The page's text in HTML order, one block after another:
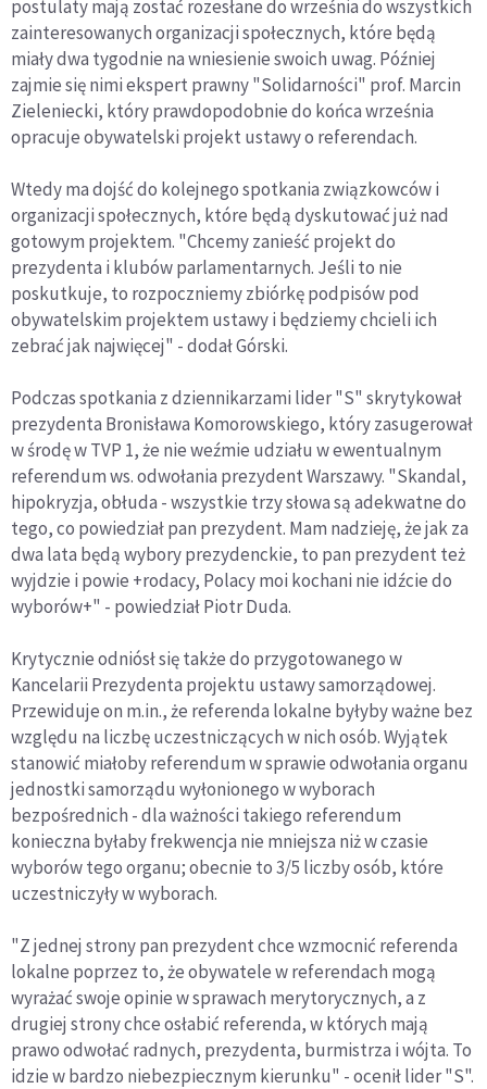
postulaty mają zostać rozesłane do września do wszystkich
zainteresowanych organizacji społecznych, które będą
miały dwa tygodnie na wniesienie swoich uwag. Później
zajmie się nimi ekspert prawny "Solidarności" prof. Marcin
Zieleniecki, który prawdopodobnie do końca września
opracuje obywatelski projekt ustawy o referendach.
Wtedy ma dojść do kolejnego spotkania związkowców i
organizacji społecznych, które będą dyskutować już nad
gotowym projektem. "Chcemy zanieść projekt do
prezydenta i klubów parlamentarnych. Jeśli to nie
poskutkuje, to rozpoczniemy zbiórkę podpisów pod
obywatelskim projektem ustawy i będziemy chcieli ich
zebrać jak najwięcej" - dodał Górski.
Podczas spotkania z dziennikarzami lider "S" skrytykował
prezydenta Bronisława Komorowskiego, który zasugerował
w środę w TVP 1, że nie weźmie udziału w ewentualnym
referendum ws. odwołania prezydent Warszawy. "Skandal,
hipokryzja, obłuda - wszystkie trzy słowa są adekwatne do
tego, co powiedział pan prezydent. Mam nadzieję, że jak za
dwa lata będą wybory prezydenckie, to pan prezydent też
wyjdzie i powie +rodacy, Polacy moi kochani nie idźcie do
wyborów+" - powiedział Piotr Duda.
Krytycznie odniósł się także do przygotowanego w
Kancelarii Prezydenta projektu ustawy samorządowej.
Przewiduje on m.in., że referenda lokalne byłyby ważne bez
względu na liczbę uczestniczących w nich osób. Wyjątek
stanowić miałoby referendum w sprawie odwołania organu
jednostki samorządu wyłonionego w wyborach
bezpośrednich - dla ważności takiego referendum
konieczna byłaby frekwencja nie mniejsza niż w czasie
wyborów tego organu; obecnie to 3/5 liczby osób, które
uczestniczyły w wyborach.
"Z jednej strony pan prezydent chce wzmocnić referenda
lokalne poprzez to, że obywatele w referendach mogą
wyrażać swoje opinie w sprawach merytorycznych, a z
drugiej strony chce osłabić referenda, w których mają
prawo odwołać radnych, prezydenta, burmistrza i wójta. To
idzie w bardzo niebezpiecznym kierunku" - ocenił lider "S".